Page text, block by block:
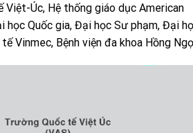
Úc, Hệ thống giáo dục American
Quốc gia, Đại học Sư phạm, Đại
Vinmec, Bệnh viện đa khoa Hồng